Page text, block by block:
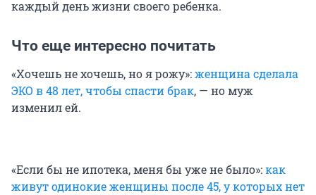
каждый день жизни своего ребенка.
Что еще интересно почитать
«Хочешь не хочешь, но я рожу»:женщина сделала
ЭКО в 48 лет, чтобы спасти брак, — но муж
изменил ей.
«Если бы не ипотека, меня бы уже не было»:как
живут одинокие женщины после 45, у которых нет